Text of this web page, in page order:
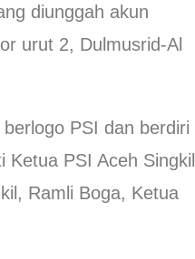
diunggah akun
urut 2, Dulmusrid-Al
PSI dan berdiri
Ketua PSI Aceh
Ramli Boga, Ketua